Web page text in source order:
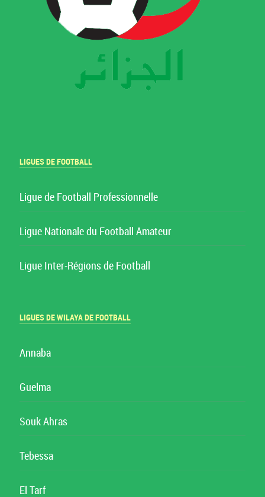
LIGUES DE FOOTBALL
Ligue de Football Professionnelle
Ligue Nationale du Football Amateur
Ligue Inter-Régions de Football
LIGUES DE WILAYA DE FOOTBALL
Annaba
Guelma
Souk Ahras
Tebessa
El Tarf